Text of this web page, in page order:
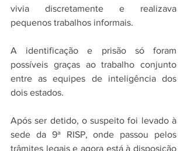
vivia discretamente e realizava
pequenos trabalhos informais.
A identificação e prisão só foram
possíveis graças ao trabalho conjunto
entre as equipes de inteligência dos
dois estados.
Após ser detido, o suspeito foi levado à
sede da 9ª RISP, onde passou pelos
trâmites legais e agora está à disposição